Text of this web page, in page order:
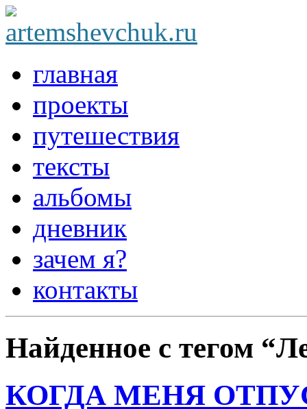
главная
проекты
путешествия
тексты
альбомы
дневник
зачем я?
контакты
Найденное с тегом
КОГДА МЕНЯ